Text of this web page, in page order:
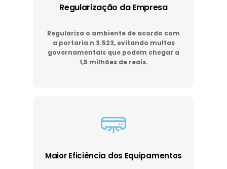
Regularização da Empresa
Regulariza o ambiente de acordo com
a portaria n 3.523, evitando multas
governamentais que podem chegar a
1,5 milhões de reais.
Maior Eficiência dos Equipamentos